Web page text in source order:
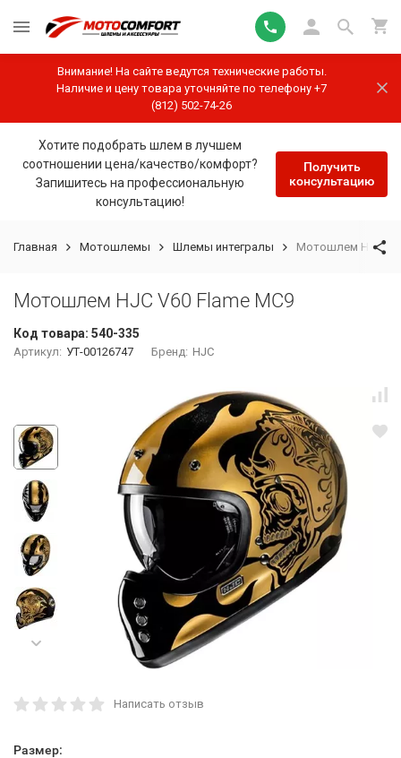
Внимание! На сайте ведутся технические работы.
Наличие и цену товара уточняйте по телефону +7
(812) 502-74-26
Хотите подобрать шлем в лучшем
соотношении цена/качество/комфорт?
Запишитесь на профессиональную
консультацию!
Получить
консультацию
Главная Мотошлемы Шлемы интегралы Мотошлем HJC
Мотошлем HJC V60 Flame MC9
Код товара: 540-335
Артикул: УТ-00126747 Бренд: HJC
Написать отзыв
Размер: